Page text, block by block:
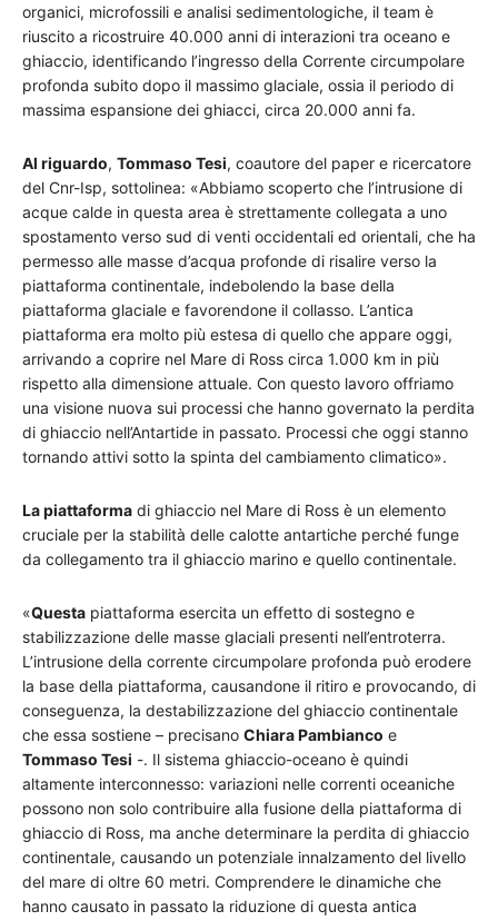
organici, microfossili e analisi sedimentologiche, il team è
riuscito a ricostruire 40.000 anni di interazioni tra oceano e
ghiaccio, identificando l’ingresso della Corrente circumpolare
profonda subito dopo il massimo glaciale, ossia il periodo di
massima espansione dei ghiacci, circa 20.000 anni fa.
Al riguardo, Tommaso Tesi, coautore del paper e ricercatore
del Cnr-Isp, sottolinea: «Abbiamo scoperto che l’intrusione di
acque calde in questa area è strettamente collegata a uno
spostamento verso sud di venti occidentali ed orientali, che ha
permesso alle masse d’acqua profonde di risalire verso la
piattaforma continentale, indebolendo la base della
piattaforma glaciale e favorendone il collasso. L’antica
piattaforma era molto più estesa di quello che appare oggi,
arrivando a coprire nel Mare di Ross circa 1.000 km in più
rispetto alla dimensione attuale. Con questo lavoro offriamo
una visione nuova sui processi che hanno governato la perdita
di ghiaccio nell’Antartide in passato. Processi che oggi stanno
tornando attivi sotto la spinta del cambiamento climatico».
La piattaforma di ghiaccio nel Mare di Ross è un elemento
cruciale per la stabilità delle calotte antartiche perché funge
da collegamento tra il ghiaccio marino e quello continentale.
«Questa piattaforma esercita un effetto di sostegno e
stabilizzazione delle masse glaciali presenti nell’entroterra.
L’intrusione della corrente circumpolare profonda può erodere
la base della piattaforma, causandone il ritiro e provocando, di
conseguenza, la destabilizzazione del ghiaccio continentale
che essa sostiene – precisano Chiara Pambianco e
Tommaso Tesi -. Il sistema ghiaccio-oceano è quindi
altamente interconnesso: variazioni nelle correnti oceaniche
possono non solo contribuire alla fusione della piattaforma di
ghiaccio di Ross, ma anche determinare la perdita di ghiaccio
continentale, causando un potenziale innalzamento del livello
del mare di oltre 60 metri. Comprendere le dinamiche che
hanno causato in passato la riduzione di questa antica